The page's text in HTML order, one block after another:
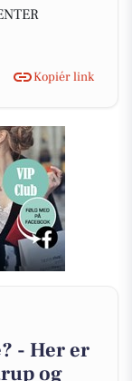
Kopiér link
- Her er
og